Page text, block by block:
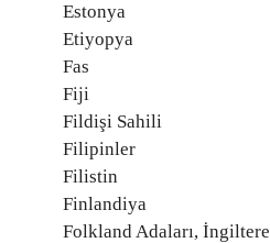
Estonya
Etiyopya
Fas
Fiji
Fildişi Sahili
Filipinler
Filistin
Finlandiya
Folkland Adaları, İngiltere